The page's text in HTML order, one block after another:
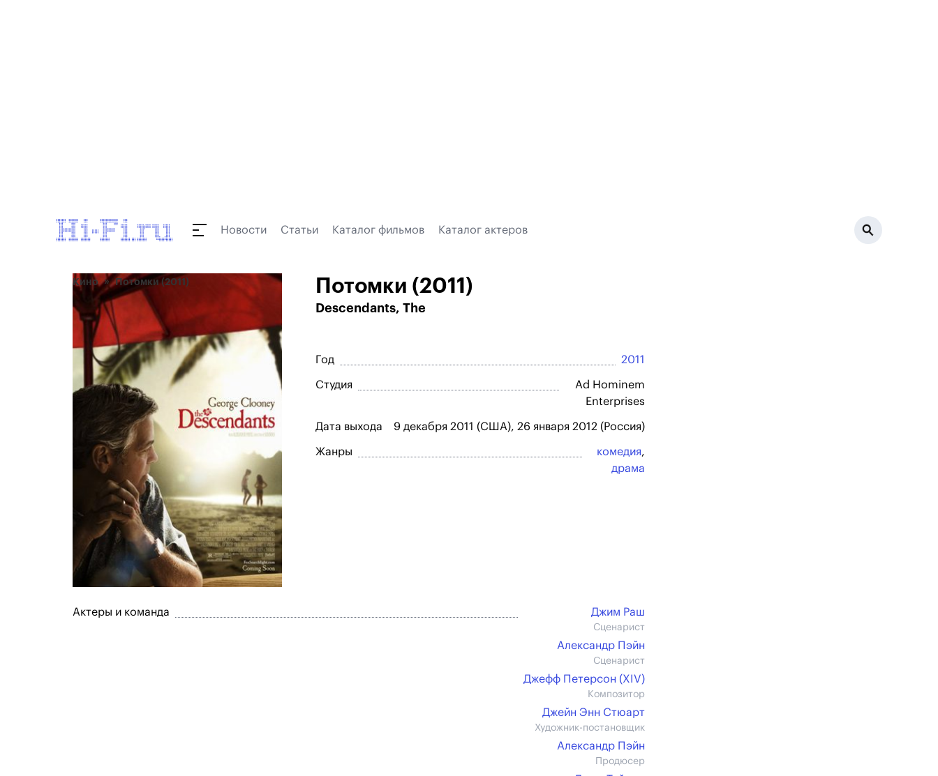
Новости Статьи Каталог фильмов Каталог актеров
Кино Потомки (2011) Потомки (2011)
Descendants, The
Год 2011
Студия
Ad Hominem
Enterprises
Дата выхода 9 декабря 2011 (США), 26 января 2012 (Россия)
Жанры комедия,
драма
Актеры и команда Джим Раш
Сценарист
Александр Пэйн
Сценарист
Джефф Петерсон (XIV)
Композитор
Джейн Энн Стюарт
Художник-постановщик
Александр Пэйн
Продюсер